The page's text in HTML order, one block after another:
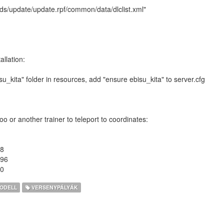
update/update.rpf/common/data/dlclist.xml"
folder in resources, add "ensure ebisu_kita" to server.cfg
or another trainer to teleport to coordinates:
VERSENYPÁLYÁK